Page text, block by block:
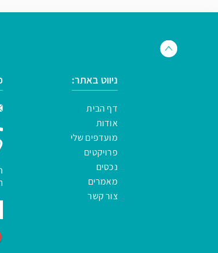
ניווט באתר:
דף הבית
אודות
מועדפים שלי
פרויקטים
נכסים
מאמרים
צור קשר